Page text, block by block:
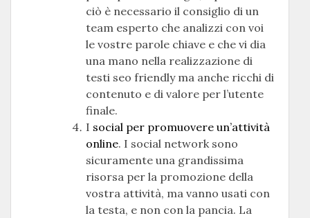
ciò è necessario il consiglio di un
team esperto che analizzi con voi
le vostre parole chiave e che vi dia
una mano nella realizzazione di
testi seo friendly ma anche ricchi di
contenuto e di valore per l’utente
finale.
I social per promuovere un’attività
online. I social network sono
sicuramente una grandissima
risorsa per la promozione della
vostra attività, ma vanno usati con
la testa, e non con la pancia. La